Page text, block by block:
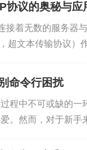
议的奥秘与应
着无数的服务器
超文本传输协议）
命令行困扰
程中不可或缺的一
。然而，对于新手